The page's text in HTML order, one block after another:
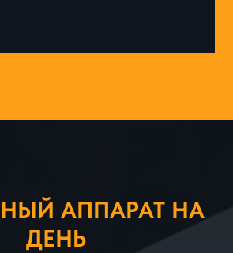
АППАРАТ НА
ДЕНЬ